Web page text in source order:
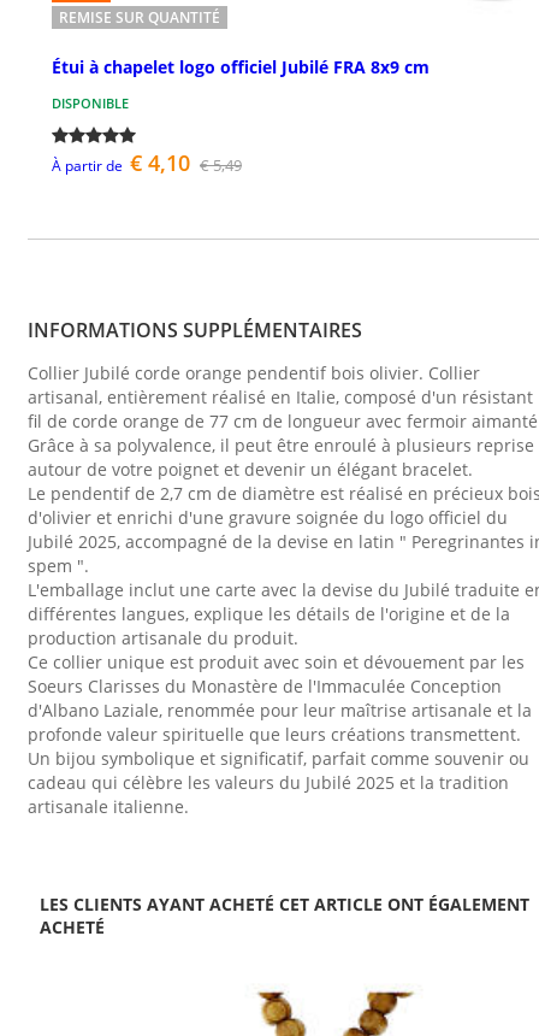
REMISE SUR QUANTITÉ
Étui à chapelet logo officiel Jubilé FRA 8x9 cm
DISPONIBLE
À partir de € 4,10 € 5,49
INFORMATIONS SUPPLÉMENTAIRES
Collier Jubilé corde orange pendentif bois olivier. Collier
artisanal, entièrement réalisé en Italie, composé d'un résistant
fil de corde orange de 77 cm de longueur avec fermoir
Grâce à sa polyvalence, il peut être enroulé à plusieurs reprise
autour de votre poignet et devenir un élégant bracelet.
Le pendentif de 2,7 cm de diamètre est réalisé en précieux
d'olivier et enrichi d'une gravure soignée du logo officiel du
Jubilé 2025, accompagné de la devise en latin " Peregrinantes
spem ".
L'emballage inclut une carte avec la devise du Jubilé traduite
différentes langues, explique les détails de l'origine et de la
production artisanale du produit.
Ce collier unique est produit avec soin et dévouement par les
Soeurs Clarisses du Monastère de l'Immaculée Conception
d'Albano Laziale, renommée pour leur maîtrise artisanale et la
profonde valeur spirituelle que leurs créations transmettent.
Un bijou symbolique et significatif, parfait comme souvenir ou
cadeau qui célèbre les valeurs du Jubilé 2025 et la tradition
artisanale italienne.
LES CLIENTS AYANT ACHETÉ CET ARTICLE ONT ÉGALEMENT
ACHETÉ